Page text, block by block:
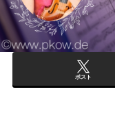
ポスト